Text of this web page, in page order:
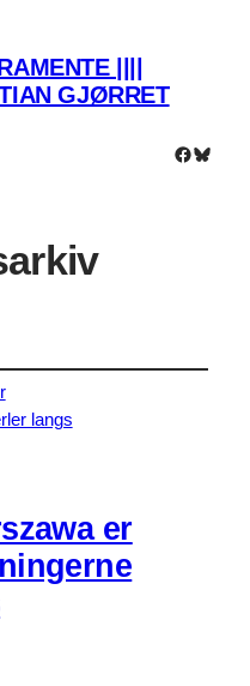
||||
GJØRRET
er